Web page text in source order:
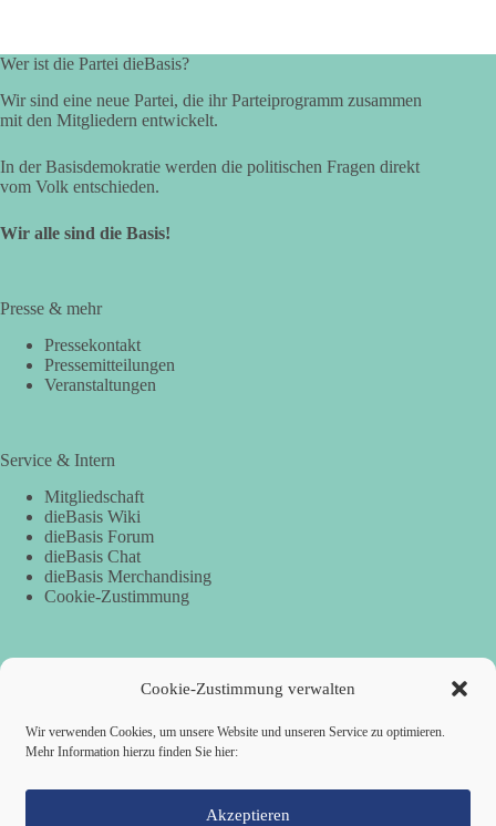
Cookie-Zustimmung verwalten
Wir verwenden Cookies, um unsere Website und unseren Service zu optimieren.
Mehr Information hierzu finden Sie hier:
Akzeptieren
Wer ist die Partei dieBasis?
Wir sind eine neue Partei, die ihr Parteiprogramm zusammen
mit den Mitgliedern entwickelt.
In der Basisdemokratie werden die politischen Fragen direkt
vom Volk entschieden.
Wir alle sind die Basis!
Presse & mehr
Pressekontakt
Pressemitteilungen
Veranstaltungen
Service & Intern
Mitgliedschaft
dieBasis Wiki
dieBasis Forum
dieBasis Chat
dieBasis Merchandising
Cookie-Zustimmung
Spenden
dieBasis Kreisverband Würzburg
IBAN: DE28 7905 0000 0049 4773 00